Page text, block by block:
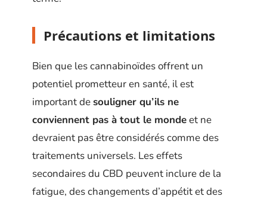
Précautions et limitations
Bien que les cannabinoïdes offrent un
potentiel prometteur en santé, il est
important desouligner qu’ils ne
conviennent pas à tout le mondeet ne
devraient pas être considérés comme des
traitements universels. Les effets
secondaires du CBD peuvent inclure de la
fatigue, des changements d’appétit et des